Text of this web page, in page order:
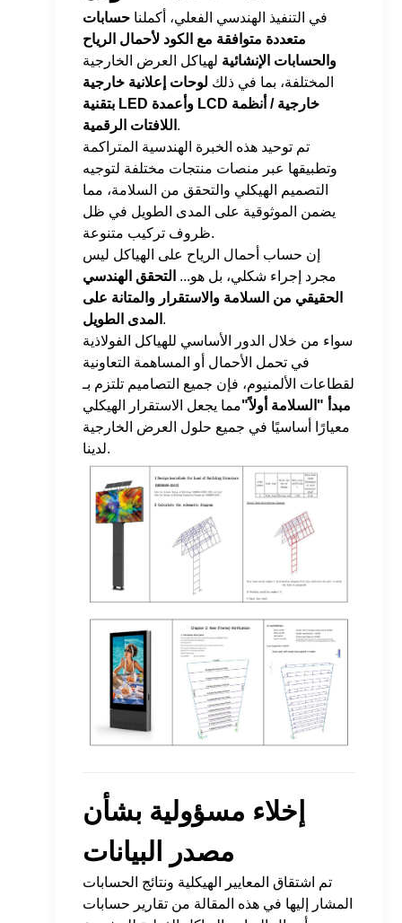
في التنفيذ الهندسي الفعلي، أكملنا حسابات
متعددة متوافقة مع الكود لأحمال الرياح
والحسابات الإنشائية لهياكل العرض الخارجية
المختلفة، بما في ذلك لوحات إعلانية خارجية
بتقنية LED وأعمدة LCD خارجية / أنظمة
اللافتات الرقمية .
تم توحيد هذه الخبرة الهندسية المتراكمة
وتطبيقها عبر منصات منتجات مختلفة لتوجيه
التصميم الهيكلي والتحقق من السلامة، مما
يضمن الموثوقية على المدى الطويل في ظل
ظروف تركيب متنوعة.
إن حساب أحمال الرياح على الهياكل ليس
مجرد إجراء شكلي، بل هو... التحقق الهندسي
الحقيقي من السلامة والاستقرار والمتانة على
المدى الطويل .
سواء من خلال الدور الأساسي للهياكل الفولاذية
في تحمل الأحمال أو المساهمة التعاونية
لقطاعات الألمنيوم، فإن جميع التصاميم تلتزم بـ
مبدأ "السلامة أولاً"مما يجعل الاستقرار الهيكلي
معيارًا أساسيًا في جميع حلول العرض الخارجية
لدينا.
إخلاء مسؤولية بشأن
مصدر البيانات
تم اشتقاق المعايير الهيكلية ونتائج الحسابات
المشار إليها في هذه المقالة من تقارير حسابات